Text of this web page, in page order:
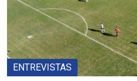
ENTREVISTAS